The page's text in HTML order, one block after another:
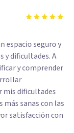
espacio seguro y
y dificultades. A
y comprender
mis dificultades
sanas con las
satisfacción con